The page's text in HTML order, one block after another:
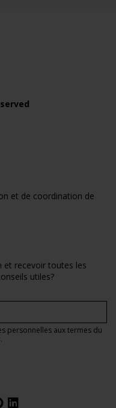
et de coordination de
et recevoir toutes les
utiles?
personnelles aux termes du